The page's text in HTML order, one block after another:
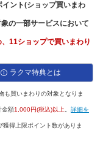
ント(ショップ買いまわ
の一部サービスにおいて
11ショップで買いまわり
ラクマ特典とは
も買いまわりの対象となりま
金額1,000円(税込)以上。 詳細を
得上限ポイント数がありま